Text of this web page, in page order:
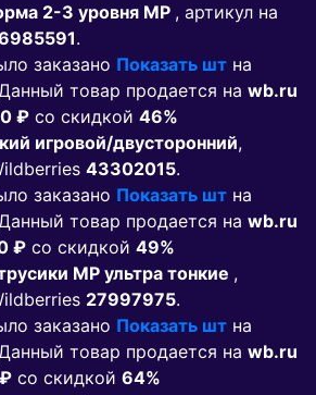
2-3 уровня MP , артикул на
.
заказано Показать шт на
товар продается на wb.ru
₽ co скидкой 46%
игровой/двусторонний,
43302015.
заказано Показать шт на
товар продается на wb.ru
₽ co скидкой 49%
MP ультра тонкие ,
27997975.
заказано Показать шт на
товар продается на wb.ru
co скидкой 64%